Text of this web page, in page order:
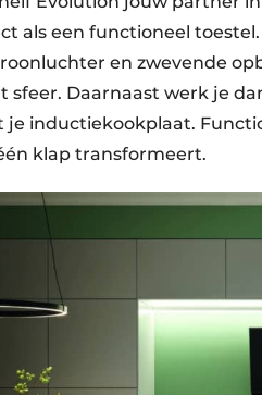
als een functioneel
en zwevende
sfeer. Daarnaast werk je
je inductiekookplaat.
klap transformeert.